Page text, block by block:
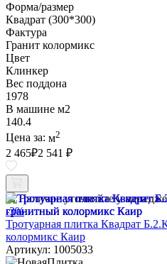
Форма/размер
Квадрат (300*300)
Фактура
Гранит колормикс
Цвет
Клинкер
Вес поддона
1978
В машине м2
140.4
Цена за: м2
2 465₽2 541 ₽
Наличие уточняйте у
-3%
Тротуарная плитка Квадрат
колормикс Каир
Артикул: 1005033